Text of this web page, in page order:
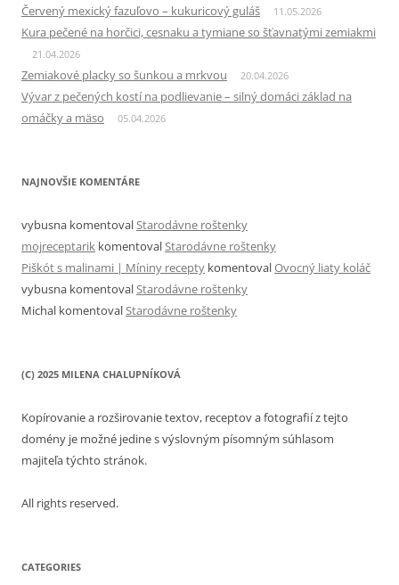
Červený mexický fazuľovo – kukuricový guláš 11.05.2026
Kura pečené na horčici, cesnaku a tymiane so šťavnatými zemiakmi
21.04.2026
Zemiakové placky so šunkou a mrkvou 20.04.2026
Vývar z pečených kostí na podlievanie – silný domáci základ na
omáčky a mäso
05.04.2026
NAJNOVŠIE KOMENTÁRE
vybusna komentovalStarodávne roštenky
mojreceptarik komentovalStarodávne roštenky
Piškót s malinami | Míniny recepty komentovalOvocný liaty koláč
vybusna komentovalStarodávne roštenky
Michal komentovalStarodávne roštenky
(C) 2025 MILENA CHALUPNÍKOVÁ
Kopírovanie a rozširovanie textov, receptov a fotografií z tejto
domény je možné jedine s výslovným písomným súhlasom
majiteľa týchto stránok.
All rights reserved.
CATEGORIES